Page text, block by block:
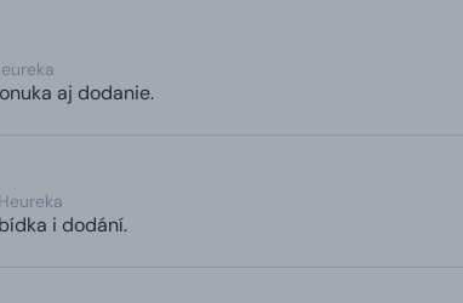
aj dodanie.
i dodání.